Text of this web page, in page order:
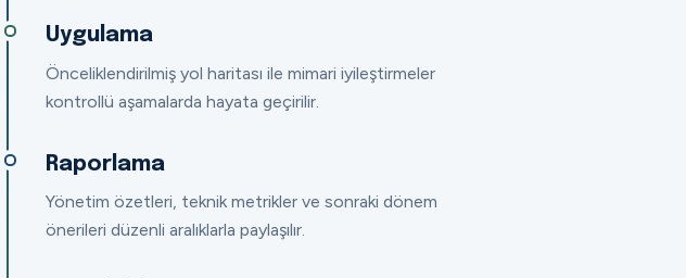
Uygulama
Önceliklendirilmiş yol haritası ile mimari iyileştirmeler
kontrollü aşamalarda hayata geçirilir.
Raporlama
Yönetim özetleri, teknik metrikler ve sonraki dönem
önerileri düzenli aralıklarla paylaşılır.